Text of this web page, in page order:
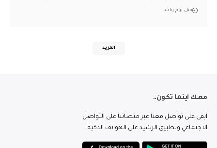
قبل يوم واحد
المزيد
معك اينما تكون..
ابقى على تواصل معنا عبر منصاتنا على التواصل
الاجتماعي وتطبيق الرشيد على الهواتف الذكية.